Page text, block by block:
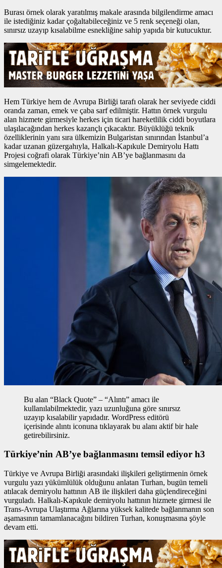
Burası örnek olarak yaratılmış makale arasında bilgilendirme amacı
ile istediğiniz kadar çoğaltabileceğiniz ve 5 renk seçeneği olan,
sınırsız uzayıp kısalabilme esnekliğine sahip yapıda bir kutucuktur.
Hem Türkiye hem de Avrupa Birliği tarafı olarak her seviyede ciddi
oranda zaman, emek ve çaba sarf edilmiştir. Hattın örnek vurgulu
alan hizmete girmesiyle herkes için ticari hareketlilik ciddi boyutlara
ulaşılacağından herkes kazançlı çıkacaktır. Büyüklüğü teknik
özelliklerinin yanı sıra ülkemizin Bulgaristan sınırından İstanbul’a
kadar uzanan güzergahıyla, Halkalı-Kapıkule Demiryolu Hattı
Projesi coğrafi olarak Türkiye’nin AB’ye bağlanmasını da
simgelemektedir.
Bu alan “Black Quote” – “Alıntı” amacı ile
kullanılabilmektedir, yazı uzunluğuna göre sınırsız
uzayıp kısalabilir yapıdadır. WordPress editörü
içerisinde alıntı iconuna tıklayarak bu alanı aktif bir hale
getirebilirsiniz.
Türkiye’nin AB’ye bağlanmasını temsil ediyor h3
Türkiye ve Avrupa Birliği arasındaki ilişkileri geliştirmenin örnek
vurgulu yazı yükümlülük olduğunu anlatan Turhan, bugün temeli
atılacak demiryolu hattının AB ile ilişkileri daha güçlendireceğini
vurguladı. Halkalı-Kapıkule demiryolu hattının hizmete girmesi ile
Trans-Avrupa Ulaştırma Ağlarına yüksek kalitede bağlanmanın son
aşamasının tamamlanacağını bildiren Turhan, konuşmasına şöyle
devam etti.